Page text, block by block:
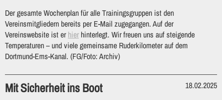
Der gesamte Wochenplan für alle Trainingsgruppen ist den
Vereinsmitgliedern bereits per E-Mail zugegangen. Auf der
Vereinswebsite ist erhier hinterlegt. Wir freuen uns auf steigende
Temperaturen – und viele gemeinsame Ruderkilometer auf dem
Dortmund-Ems-Kanal. (FG/Foto: Archiv)
Mit Sicherheit ins Boot 18.02.2025